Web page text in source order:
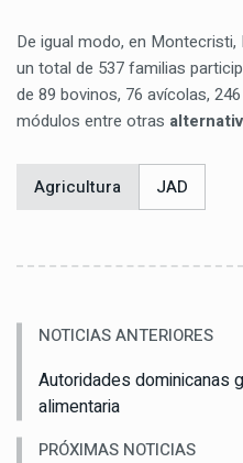
De igual modo, en
un total de 537 familias
de 89 bovinos, 76 avícolas,
módulos entre otras
Agricultura JAD
NOTICIAS ANTERIORES
Autoridades dominicanas
alimentaria
PRÓXIMAS NOTICIAS